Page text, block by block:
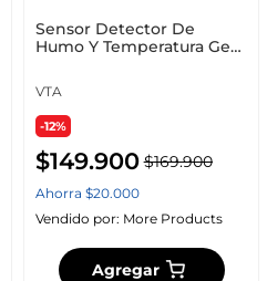
Sensor Detector De
Humo Y Temperatura Geo
VTA
-12%
$149.900 $169.900
Ahorra $20.000
Vendido por: More Products
Agregar